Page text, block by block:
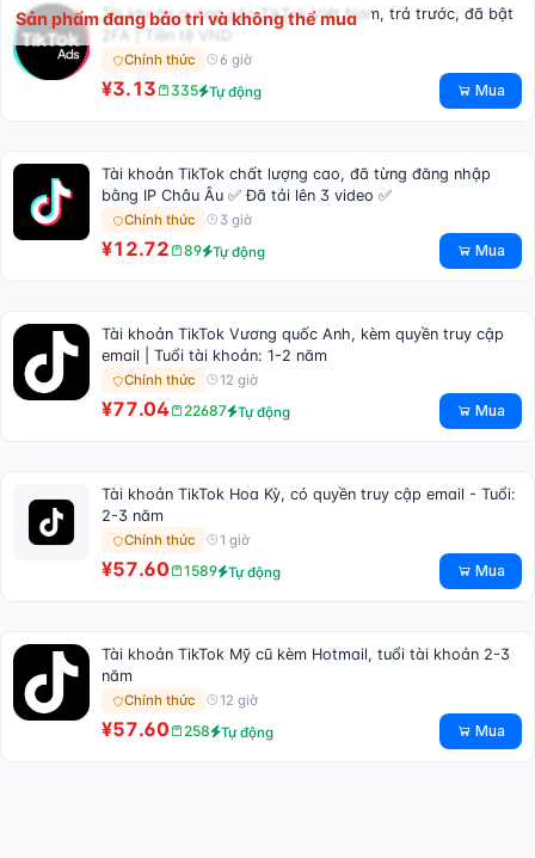
Tài khoản quảng cáo TikTok Việt Nam, trả trước, đã bật
2FA | Tiền tệ VND
Chính thức 6 giờ
¥3.13 335 Tự động Mua
Sản phẩm đang bảo trì và không thể mua
Tài khoản TikTok chất lượng cao, đã từng đăng nhập
bằng IP Châu Âu ✅ Đã tải lên 3 video ✅
Chính thức 3 giờ
¥12.72 89 Tự động Mua
Tài khoản TikTok Vương quốc Anh, kèm quyền truy cập
email | Tuổi tài khoản: 1-2 năm
Chính thức 12 giờ
¥77.04 22687 Tự động Mua
Tài khoản TikTok Hoa Kỳ, có quyền truy cập email - Tuổi:
2-3 năm
Chính thức 1 giờ
¥57.60 1589 Tự động Mua
Tài khoản TikTok Mỹ cũ kèm Hotmail, tuổi tài khoản 2-3
năm
Chính thức 12 giờ
¥57.60 258 Tự động Mua